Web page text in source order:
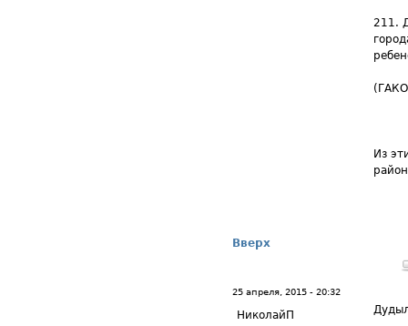
211.
Из
Вверх
25 апреля, 2015 - 20:32
НиколайП